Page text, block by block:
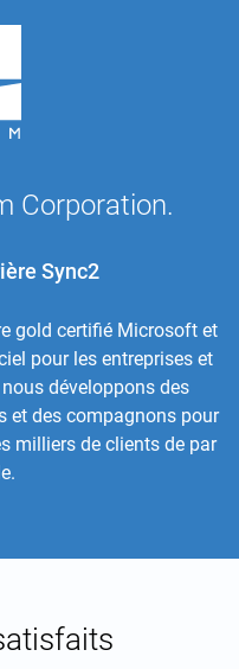
Corporation.
Sync2
gold certifié Microsoft et
pour les entreprises et
développons des
et des compagnons pour
milliers de clients de par